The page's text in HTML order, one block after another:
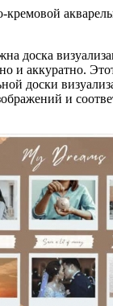
доска
и аккуратно.
доски
и